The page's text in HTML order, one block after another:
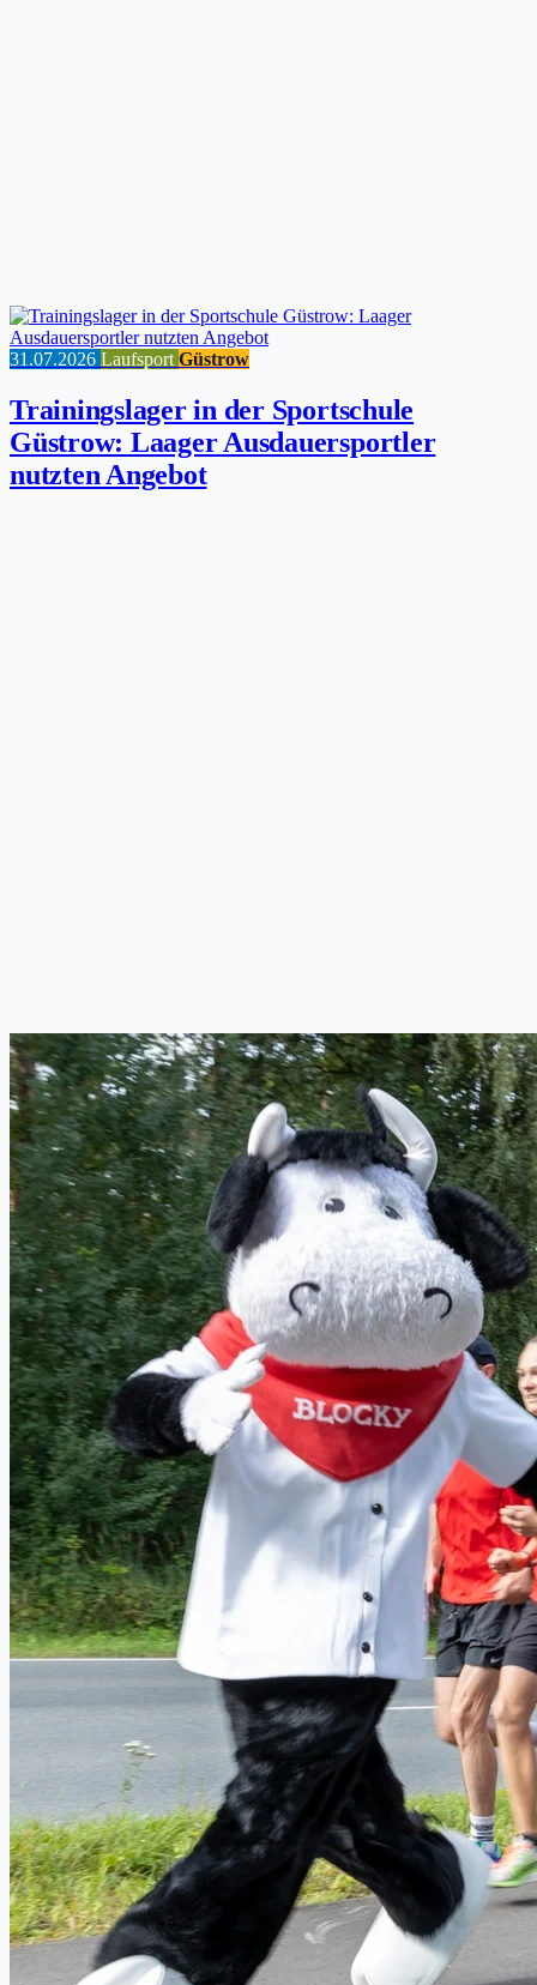
31.07.2026 LaufsportGüstrow
Trainingslager in der Sportschule
Güstrow: Laager Ausdauersportler
nutzten Angebot